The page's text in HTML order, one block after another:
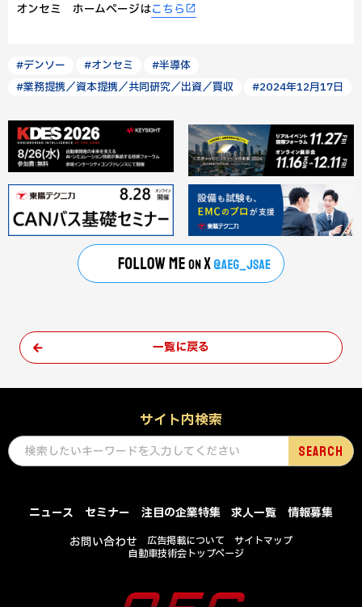
オンセミ ホームページはこちら
#デンソー #オンセミ
#半導体
#業務提携／資本提携／共同研究／出資／買収
#2024年12月17日
一覧に戻る
サイト内検索
ニュース セミナー 注目の企業特集 求人一覧
情報募集
お問い合わせ
広告掲載について
サイトマップ
自動車技術会トップページ